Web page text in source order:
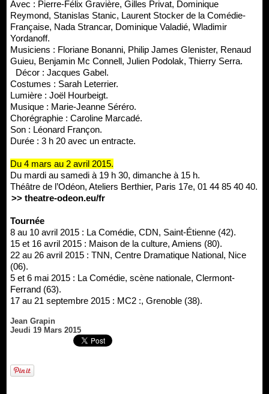
Avec : Pierre-Félix Gravière, Gilles Privat, Dominique
Reymond, Stanislas Stanic, Laurent Stocker de la Comédie-
Française, Nada Strancar, Dominique Valadié, Wladimir
Yordanoff.
Musiciens : Floriane Bonanni, Philip James Glenister, Renaud
Guieu, Benjamin Mc Connell, Julien Podolak, Thierry Serra.
Décor : Jacques Gabel.
Costumes : Sarah Leterrier.
Lumière : Joël Hourbeigt.
Musique : Marie-Jeanne Séréro.
Chorégraphie : Caroline Marcadé.
Son : Léonard Françon.
Durée : 3 h 20 avec un entracte.
Du 4 mars au 2 avril 2015.
Du mardi au samedi à 19 h 30, dimanche à 15 h.
Théâtre de l’Odéon, Ateliers Berthier, Paris 17e, 01 44 85 40 40.
>> theatre-odeon.eu/fr
Tournée
8 au 10 avril 2015 : La Comédie, CDN, Saint-Étienne (42).
15 et 16 avril 2015 : Maison de la culture, Amiens (80).
22 au 26 avril 2015 : TNN, Centre Dramatique National, Nice
(06).
5 et 6 mai 2015 : La Comédie, scène nationale, Clermont-
Ferrand (63).
17 au 21 septembre 2015 : MC2 :, Grenoble (38).
Jean Grapin
Jeudi 19 Mars 2015